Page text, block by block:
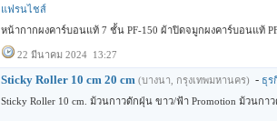
แฟรนไชส์
หน้ากากผงคาร์บอนแท้ 7 ชั้น PF-150 ผ้าปิดจมูกผงคาร์บอนแท้ PF-
22 มีนาคม 2024 13:27
Sticky Roller 10 cm 20 cm (บางนา, กรุงเทพมหานคร) - ธุร
Sticky Roller 10 cm. ม้วนกาวดักฝุ่น ขาว/ฟ้า Promotion ม้วนกา